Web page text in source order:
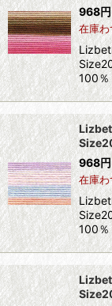
968円
在庫わ
100
968円
在庫わ
100